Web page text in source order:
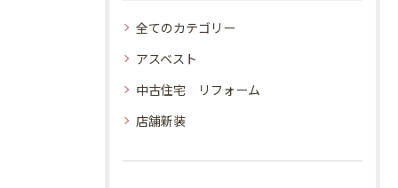
全てのカテゴリー
アスベスト
中古住宅 リフォーム
店舗新装